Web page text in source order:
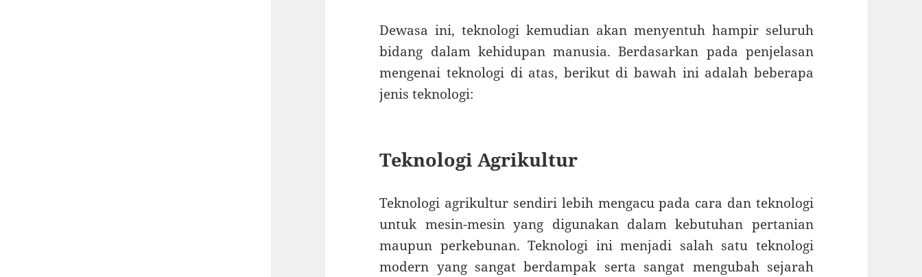
Dewasa ini, teknologi kemudian akan menyentuh hampir seluruh
bidang dalam kehidupan manusia. Berdasarkan pada penjelasan
mengenai teknologi di atas, berikut di bawah ini adalah beberapa
jenis teknologi:
Teknologi Agrikultur
Teknologi agrikultur sendiri lebih mengacu pada cara dan teknologi
untuk mesin-mesin yang digunakan dalam kebutuhan pertanian
maupun perkebunan. Teknologi ini menjadi salah satu teknologi
modern yang sangat berdampak serta sangat mengubah sejarah